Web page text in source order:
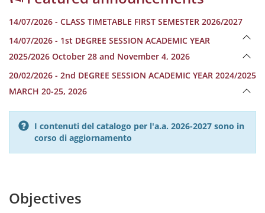
14/07/2026 - CLASS TIMETABLE FIRST SEMESTER 2026/2027
14/07/2026 - 1st DEGREE SESSION ACADEMIC YEAR
2025/2026 October 28 and November 4, 2026
20/02/2026 - 2nd DEGREE SESSION ACADEMIC YEAR 2024/2025
MARCH 20-25, 2026
I contenuti del catalogo per l'a.a. 2026-2027 sono in
corso di aggiornamento
Objectives